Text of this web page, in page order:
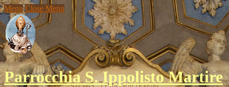
Menu Close Menu
Parrocchia S. Ippolisto Martire